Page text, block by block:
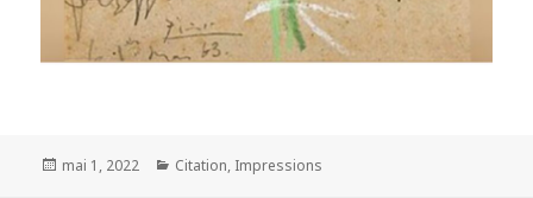
Posted
mai 1, 2022 Categories
Citation, Impressions